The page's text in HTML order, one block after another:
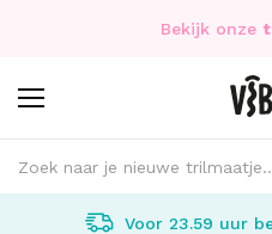
Bekijk onze
Voor 23.59 uur